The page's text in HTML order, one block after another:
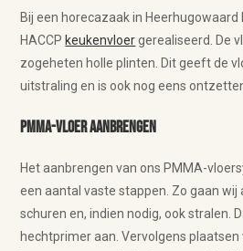
Bij een horecazaak in
HACCP keukenvloergerealiseerd. De
zogeheten holle plinten. Dit geeft de
uitstraling en is ook nog eens
PMMA-vloer aanbrengen
Het aanbrengen van ons PMMA-
een aantal vaste stappen. Zo gaan
schuren en, indien nodig, ook stralen.
hechtprimer aan. Vervolgens plaatsen